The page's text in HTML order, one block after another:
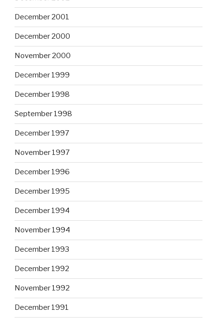
December 2001
December 2000
November 2000
December 1999
December 1998
September 1998
December 1997
November 1997
December 1996
December 1995
December 1994
November 1994
December 1993
December 1992
November 1992
December 1991